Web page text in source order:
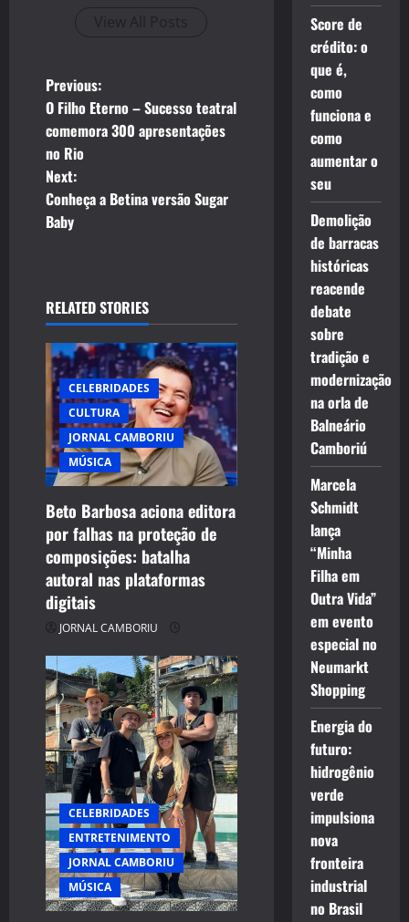
View All Posts
P
o
s
t
v
i
g
a
t
i
o
n
Previous:
O Filho Eterno – Sucesso teatral
comemora 300 apresentações
no Rio
Next:
Conheça a Betina versão Sugar
Baby
RELATED STORIES
CELEBRIDADES
CULTURA
JORNAL CAMBORIU
MÚSICA
Beto Barbosa aciona editora
por falhas na proteção de
composições: batalha
autoral nas plataformas
digitais
JORNAL CAMBORIU
CELEBRIDADES
ENTRETENIMENTO
JORNAL CAMBORIU
MÚSICA
Score de
crédito: o
que é,
como
funciona e
como
aumentar o
seu
Demolição
de barracas
históricas
reacende
debate
sobre
tradição e
modernização
na orla de
Balneário
Camboriú
Marcela
Schmidt
lança
“Minha
Filha em
Outra Vida”
em evento
especial no
Neumarkt
Shopping
Energia do
futuro:
hidrogênio
verde
impulsiona
nova
fronteira
industrial
no Brasil